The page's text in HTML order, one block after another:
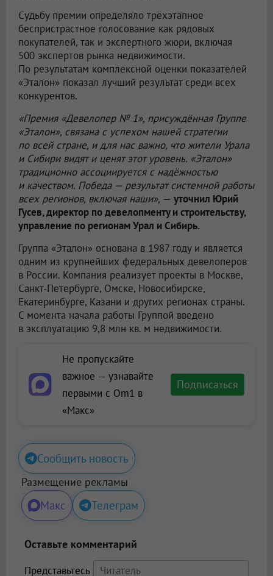
Судьбу премии определяло трёхэтапное
беспристрастное голосование как рядовых
покупателей, так и экспертного жюри, включая
500 экспертов рынка недвижимости.
По результатам комплексной оценки показателей
«Эталон» показал лучший результат среди всех
конкурентов.
«Премия «Девелопер № 1», присуждённая Группе
«Эталон», связана с успехом нашей стратегии
по всей стране, и для нас важно, что жители Урала
и Сибири видят и ценят этот уровень. «Эталон»
традиционно ассоциируется с надёжностью
и качеством. Победа — результат системной работы
всех регионов, включая наши», — уточнил Юрий
Гусев, директор по девелопменту и строительству,
управление по регионам Урал и Сибирь.
Группа «Эталон» основана в 1987 году и является
одним из крупнейших федеральных девелоперов
в России. Компания реализует проекты в Москве,
Санкт-Петербурге, Омске, Новосибирске,
Екатеринбурге, Казани и других регионах страны.
С момента начала работы Группой введено
в эксплуатацию 9,8 млн кв. м недвижимости.
Не пропускайте
важное — узнавайте
первыми с Om1 в
«Макс»
Подписаться
Сообщить новость
Размещение рекламы
Макс Телеграм
Оставьте комментарий
Представьтесь